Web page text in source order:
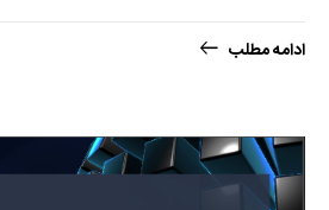
ادامه مطلب